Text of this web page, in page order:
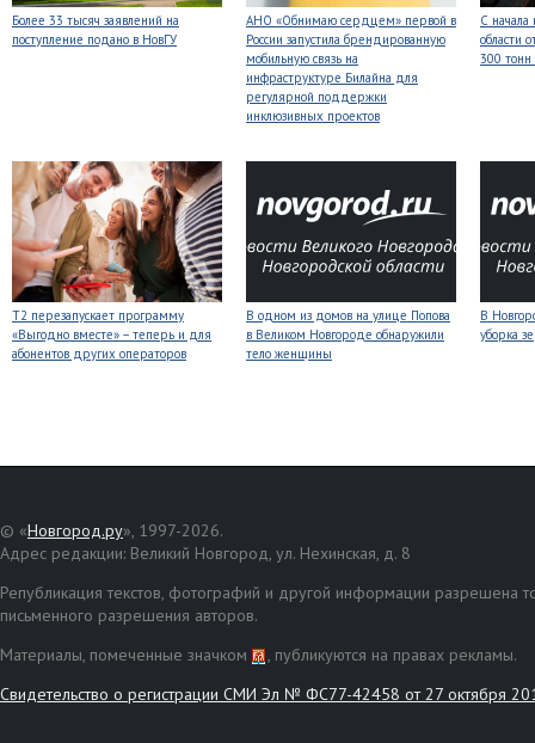
Более 33 тысяч заявлений на
поступление подано в НовГУ
АНО «Обнимаю сердцем» первой в
России запустила брендированную
мобильную связь на
инфраструктуре Билайна для
регулярной поддержки
инклюзивных проектов
С начала
области
300
Т2 перезапускает программу
«Выгодно вместе» – теперь и для
абонентов других операторов
В одном из домов на улице Попова
в Великом Новгороде обнаружили
тело женщины
В
уборка
© «Новгород.ру», 1997-2026.
Адрес редакции: Великий Новгород, ул. Нехинская, д. 8
Републикация текстов, фотографий и другой информации разрешена
письменного разрешения авторов.
Материалы, помеченные значком
, публикуются на правах рекламы.
Свидетельство о регистрации СМИ Эл № ФС77-42458 от 27 октября